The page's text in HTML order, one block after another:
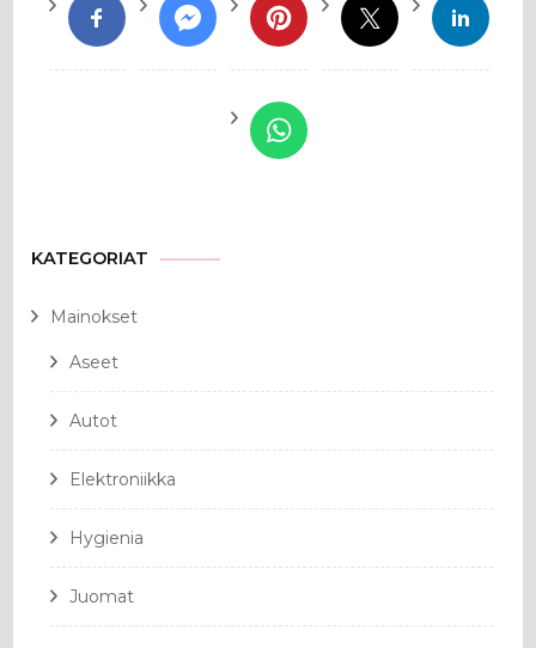
KATEGORIAT
Mainokset
Aseet
Autot
Elektroniikka
Hygienia
Juomat